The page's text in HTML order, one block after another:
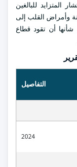
المتزايد للبالغين
وأمراض القلب إلى
شأنها أن تقود قطاع
التفاصيل
2024